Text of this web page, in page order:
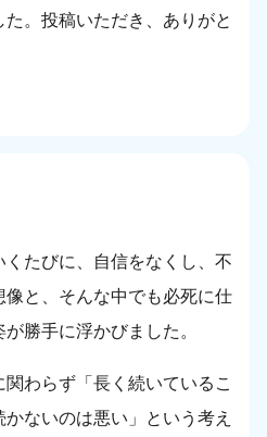
。投稿いただき、ありがと
たびに、自信をなくし、不
と、そんな中でも必死に仕
勝手に浮かびました。
わらず「長く続いているこ
ないのは悪い」という考え